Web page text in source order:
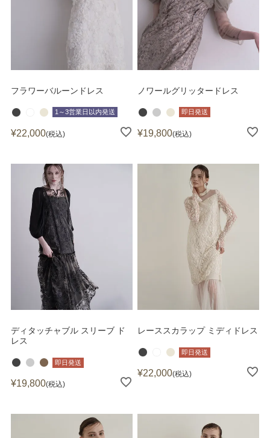
フラワーバルーンドレス
1～3営業日以内発送
¥22,000 税込
ノワールグリッタードレス
即日発送
¥19,800 税込
ディタッチャブル スリーブ ド
レス
即日発送
¥19,800 税込
レーススカラップ ミディドレス
即日発送
¥22,000 税込